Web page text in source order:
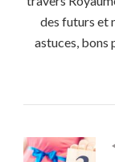
des futurs et
astuces, bons